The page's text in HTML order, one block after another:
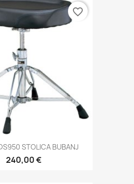
STOLICA BUBANJ
240,00 €
favorite_border